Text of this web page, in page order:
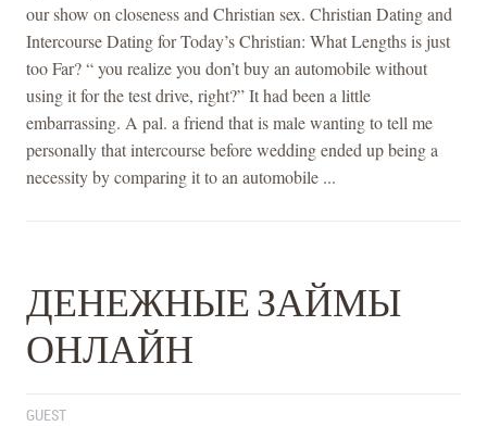
our show on closeness and Christian sex. Christian Dating and
Intercourse Dating for Today’s Christian: What Lengths is just
too Far? “ you realize you don’t buy an automobile without
using it for the test drive, right?” It had been a little
embarrassing. A pal. a friend that is male wanting to tell me
personally that intercourse before wedding ended up being a
necessity by comparing it to an automobile ...
ДЕНЕЖНЫЕ ЗАЙМЫ
ОНЛАЙН
GUEST